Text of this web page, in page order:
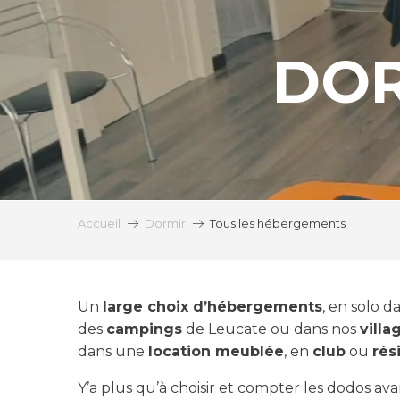
Accueil Dormir Tous les hébergements
Un large choix d’hébergements, en solo
des campings de Leucate ou dans nos
dans une location meublée, en club ou
Y’a plus qu’à choisir et compter les dodos